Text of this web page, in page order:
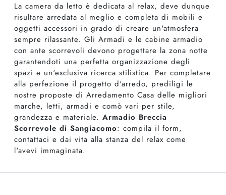
La camera da letto è dedicata al relax, deve dunque
risultare arredata al meglio e completa di mobili e
oggetti accessori in grado di creare un'atmosfera
sempre rilassante. Gli Armadi e le cabine armadio
con ante scorrevoli devono progettare la zona notte
garantendoti una perfetta organizzazione degli
spazi e un'esclusiva ricerca stilistica. Per completare
alla perfezione il progetto d'arredo, prediligi le
nostre proposte di Arredamento Casa delle migliori
marche, letti, armadi e comò vari per stile,
grandezza e materiale. Armadio Breccia
Scorrevole di Sangiacomo: compila il form,
contattaci e dai vita alla stanza del relax come
l'avevi immaginata.